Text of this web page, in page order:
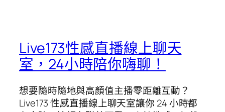
Live173性感直播線上聊天
室，24小時陪你嗨聊！
想要隨時隨地與高顏值主播零距離互動？
Live173 性感直播線上聊天室讓你 24 小時都